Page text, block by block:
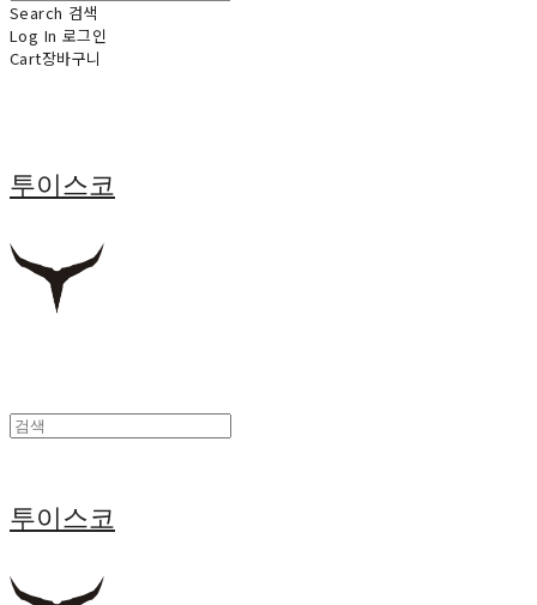
Search 검색
Log In 로그인
Cart장바구니
투이스코
투이스코